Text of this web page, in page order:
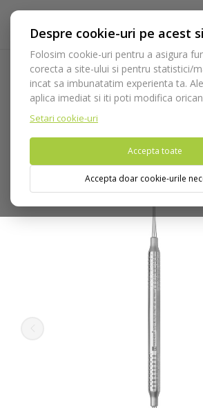
Despre cookie-uri pe acest
Folosim cookie-uri pentru a asigura
corecta a site-ului si pentru statistici/
incat sa imbunatatim experienta ta.
aplica imediat si iti poti modifica
Setari cookie-uri
Accepta toate
Accepta doar cookie-urile
Acasa Instrumentar
Instrumentar
Instrumente ligaturi
Instrument ligaturi
Nu puteti plasa comenzi din tara din care